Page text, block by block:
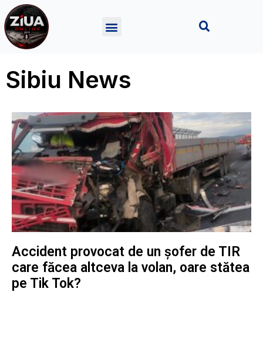
Sibiu News
Accident provocat de un șofer de TIR
care făcea altceva la volan, oare stătea
pe Tik Tok?